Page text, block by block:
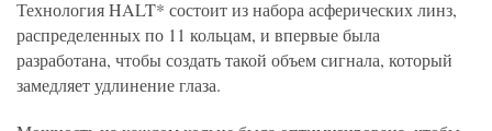
Технология HALT* состоит из набора асферических линз,
распределенных по 11 кольцам, и впервые была
разработана, чтобы создать такой объем сигнала, который
замедляет удлинение глаза.